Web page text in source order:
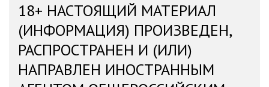
18+ НАСТОЯЩИЙ МАТЕРИАЛ
(ИНФОРМАЦИЯ) ПРОИЗВЕДЕН,
РАСПРОСТРАНЕН И (ИЛИ)
НАПРАВЛЕН ИНОСТРАННЫМ